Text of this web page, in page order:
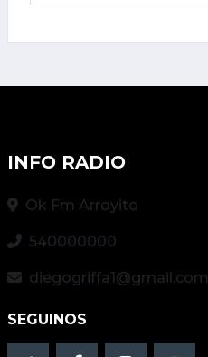
INFO RADIO
Ok Fm Arroyito
540000000
diegogriffa1@gmail.com
SEGUINOS